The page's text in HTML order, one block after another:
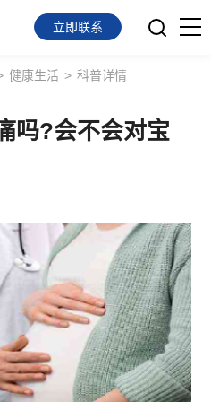
立即联系
健康生活 > 科普详情
吗?会不会对宝